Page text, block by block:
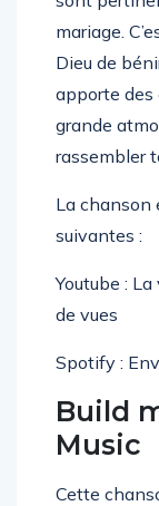
mariage.
Dieu de
apporte des
grande
rassembler
La chanson
suivantes :
Youtube :
de vues
Spotify :
Build
Music
Cette